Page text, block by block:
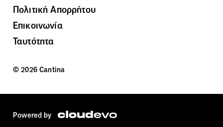
Πολιτική Απορρήτου
Επικοινωνία
Ταυτότητα
© 2026 Cantina
Powered by